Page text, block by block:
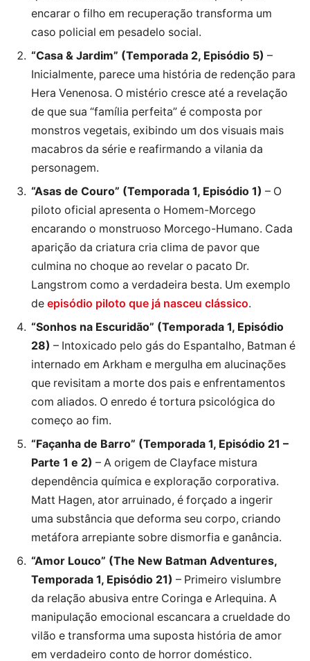
encarar o filho em recuperação transforma um
caso policial em pesadelo social.
“Casa & Jardim” (Temporada 2, Episódio 5) –
Inicialmente, parece uma história de redenção para
Hera Venenosa. O mistério cresce até a revelação
de que sua “família perfeita” é composta por
monstros vegetais, exibindo um dos visuais mais
macabros da série e reafirmando a vilania da
personagem.
“Asas de Couro” (Temporada 1, Episódio 1) – O
piloto oficial apresenta o Homem-Morcego
encarando o monstruoso Morcego-Humano. Cada
aparição da criatura cria clima de pavor que
culmina no choque ao revelar o pacato Dr.
Langstrom como a verdadeira besta. Um exemplo
de episódio piloto que já nasceu clássico.
“Sonhos na Escuridão” (Temporada 1, Episódio
28) – Intoxicado pelo gás do Espantalho, Batman é
internado em Arkham e mergulha em alucinações
que revisitam a morte dos pais e enfrentamentos
com aliados. O enredo é tortura psicológica do
começo ao fim.
“Façanha de Barro” (Temporada 1, Episódio 21 –
Parte 1 e 2) – A origem de Clayface mistura
dependência química e exploração corporativa.
Matt Hagen, ator arruinado, é forçado a ingerir
uma substância que deforma seu corpo, criando
metáfora arrepiante sobre dismorfia e ganância.
“Amor Louco” (The New Batman Adventures,
Temporada 1, Episódio 21) – Primeiro vislumbre
da relação abusiva entre Coringa e Arlequina. A
manipulação emocional escancara a crueldade do
vilão e transforma uma suposta história de amor
em verdadeiro conto de horror doméstico.